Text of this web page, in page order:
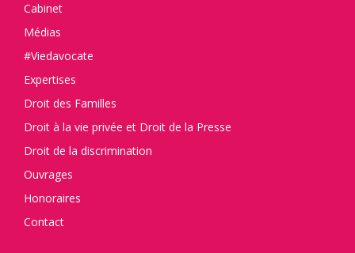
Cabinet
Médias
#Viedavocate
Expertises
Droit des Familles
Droit à la vie privée et Droit de la Presse
Droit de la discrimination
Ouvrages
Honoraires
Contact